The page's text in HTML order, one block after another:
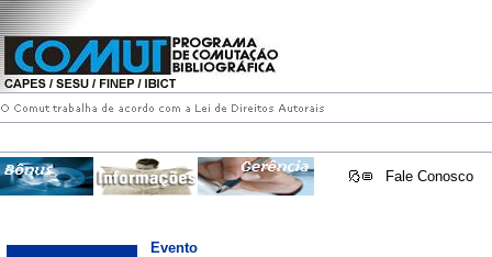
Fale Conosco
Evento